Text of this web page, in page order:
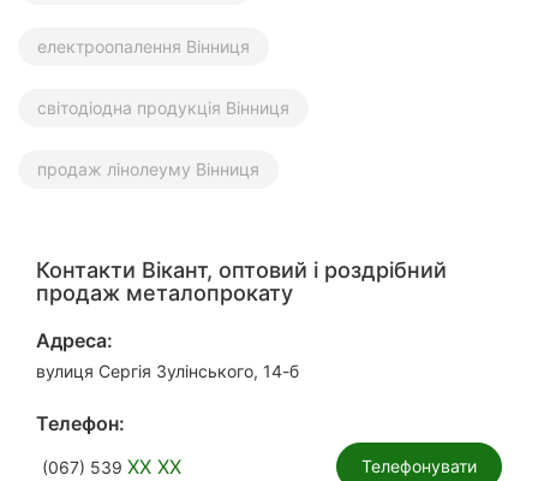
електроопалення Вінниця
світодіодна продукція Вінниця
продаж лінолеуму Вінниця
Контакти Вікант, оптовий і роздрібний
продаж металопрокату
Адреса:
вулиця Сергія Зулінського, 14-б
Телефон:
(067) 539 XX XX Телефонувати